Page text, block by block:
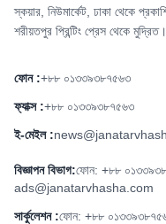
স্কয়ার, নিউমার্কেট, ঢাকা থেকে
শরীয়তপুর প্রিন্টিং প্রেস থেকে মুদ্রিত।
ফোন :+৮৮ ০১৩৩৯৩৮৭৫৬৩
ফ্যাক্স :+৮৮ ০১৩৩৯৩৮৭৫৬৩
ই-মেইল :
বিজ্ঞাপন বিভাগ:ফোন: +৮৮
ads@janatarvhasha.com
সার্কুলেশন :ফোন: +৮৮ ০১৩৩৯৩৮৭৫৬৩